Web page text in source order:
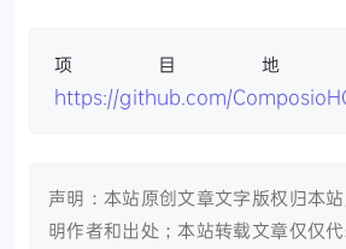
项目地
https://github.com/
声明：本站原创文章文字版权归本
明作者和出处；本站转载文章仅仅